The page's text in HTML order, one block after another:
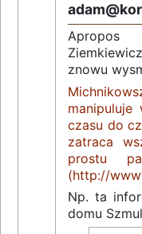
Apropos
znowu
manipuluje
czasu do
zatraca
prostu
(http://
Np. ta
domu